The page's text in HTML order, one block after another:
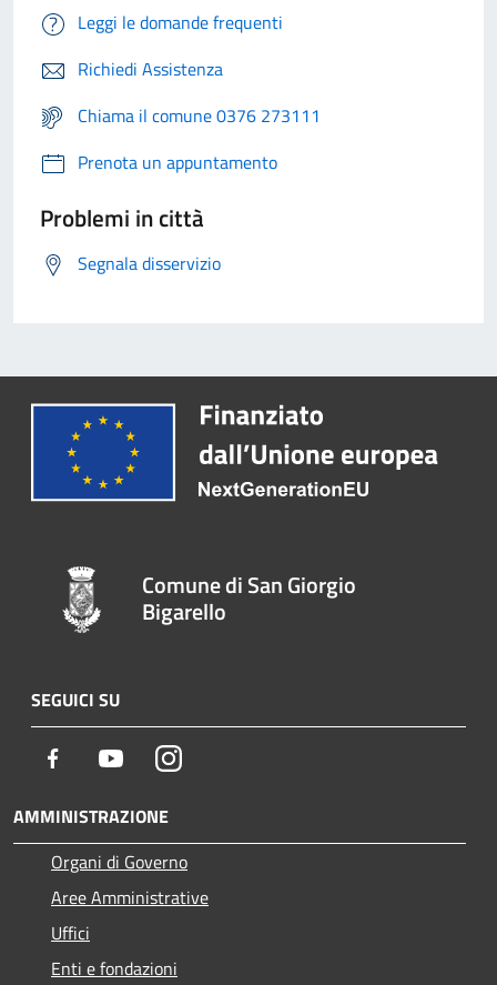
Leggi le domande frequenti
Richiedi Assistenza
Chiama il comune 0376 273111
Prenota un appuntamento
Problemi in città
Segnala disservizio
Comune di San Giorgio
Bigarello
SEGUICI SU
Facebook YoutubeInstagram
AMMINISTRAZIONE
Organi di Governo
Aree Amministrative
Uffici
Enti e fondazioni